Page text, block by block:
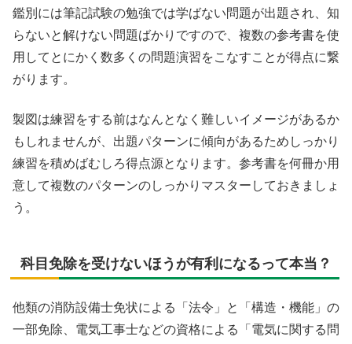
鑑別には筆記試験の勉強では学ばない問題が出題され、知
らないと解けない問題ばかりですので、複数の参考書を使
用してとにかく数多くの問題演習をこなすことが得点に繋
がります。
製図は練習をする前はなんとなく難しいイメージがあるか
もしれませんが、出題パターンに傾向があるためしっかり
練習を積めばむしろ得点源となります。参考書を何冊か用
意して複数のパターンのしっかりマスターしておきましょ
う。
科目免除を受けないほうが有利になるって本当？
他類の消防設備士免状による「法令」と「構造・機能」の
一部免除、電気工事士などの資格による「電気に関する問